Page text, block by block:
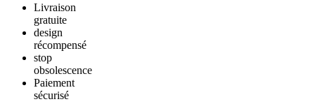
Livraison
gratuite
design
récompensé
stop
obsolescence
Paiement
sécurisé